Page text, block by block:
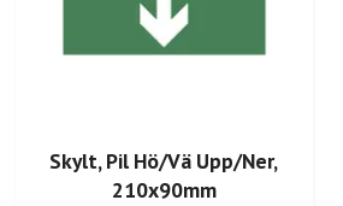
Skylt, Pil Hö/Vä Upp/Ner,
210x90mm